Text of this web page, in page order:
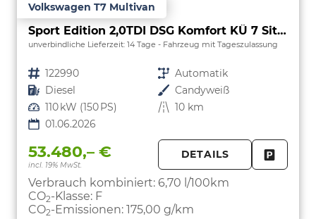
Volkswagen T7 Multivan
Sport Edition 2,0TDI DSG Komfort KÜ 7 Sitzer
unverbindliche Lieferzeit: 14 Tage Fahrzeug mit Tageszulassung
Fahrzeugnr. 122990 Getriebe Automatik
Kraftstoff Diesel Außenfarbe Candyweiß
Leistung 110 kW (150 PS) Kilometerstand 10 km
01.06.2026
53.480,– €
incl. 19% MwSt.
DETAILS
Verbrauch kombiniert: 6,70 l/100km
CO2-Klasse: F
CO2-Emissionen: 175,00 g/km